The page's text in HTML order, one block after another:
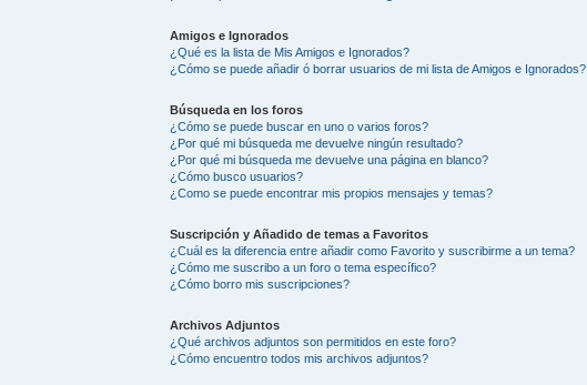
Amigos e Ignorados
¿Qué es la lista de Mis Amigos e Ignorados?
¿Cómo se puede añadir ó borrar usuarios de mi lista de Amigos e Ignorados?
Búsqueda en los foros
¿Cómo se puede buscar en uno o varios foros?
¿Por qué mi búsqueda me devuelve ningún resultado?
¿Por qué mi búsqueda me devuelve una página en blanco?
¿Cómo busco usuarios?
¿Como se puede encontrar mis propios mensajes y temas?
Suscripción y Añadido de temas a Favoritos
¿Cuál es la diferencia entre añadir como Favorito y suscribirme a un tema?
¿Cómo me suscribo a un foro o tema específico?
¿Cómo borro mis suscripciones?
Archivos Adjuntos
¿Qué archivos adjuntos son permitidos en este foro?
¿Cómo encuentro todos mis archivos adjuntos?